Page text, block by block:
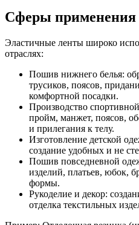
Сферы применения
Эластичные ленты широко
отраслях:
Пошив нижнего белья:
трусиков, поясов,
комфортной посадки.
Производство
пройм, манжет, поясов,
и прилегания к телу.
Изготовление детской
создание удобных и не
Пошив повседневной
изделий, платьев, юбок,
формы.
Рукоделие и декор:
отделка текстильных